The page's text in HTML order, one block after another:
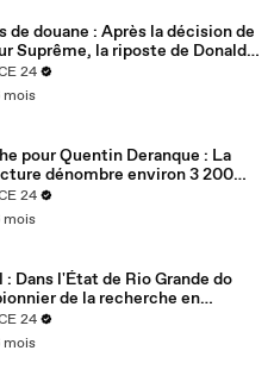
de douane : Après la décision de
Suprême, la riposte de Donald
24
mois
pour Quentin Deranque : La
dénombre environ 3 200
à Lyon
24
mois
do
de la recherche en
durable
24
mois